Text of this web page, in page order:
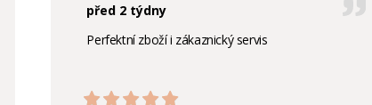
před 2 týdny
Perfektní zboží i zákaznický servis